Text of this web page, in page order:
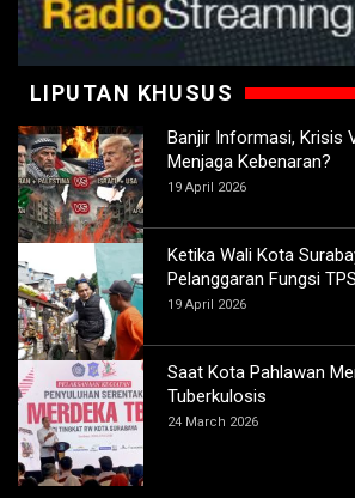
LIPUTAN KHUSUS
Banjir Informasi, Krisis
Menjaga Kebenaran?
19 April 2026
Ketika Wali Kota
Pelanggaran Fungsi TPS
19 April 2026
Saat Kota Pahlawan
Tuberkulosis
24 March 2026